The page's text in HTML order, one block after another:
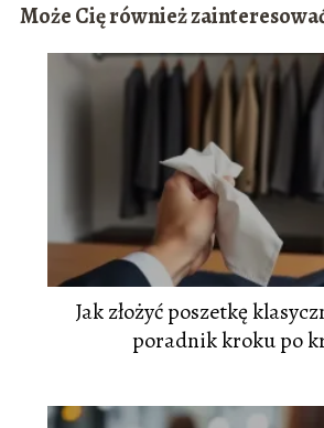
Może Cię również
Jak złożyć poszetkę
poradnik kroku po